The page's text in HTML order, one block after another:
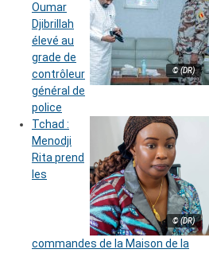
© (DR)
Oumar
Djibrillah
élevé au
grade de
contrôleur
général de
police
© (DR)
Tchad :
Menodji
Rita prend
les
commandes de la Maison de la